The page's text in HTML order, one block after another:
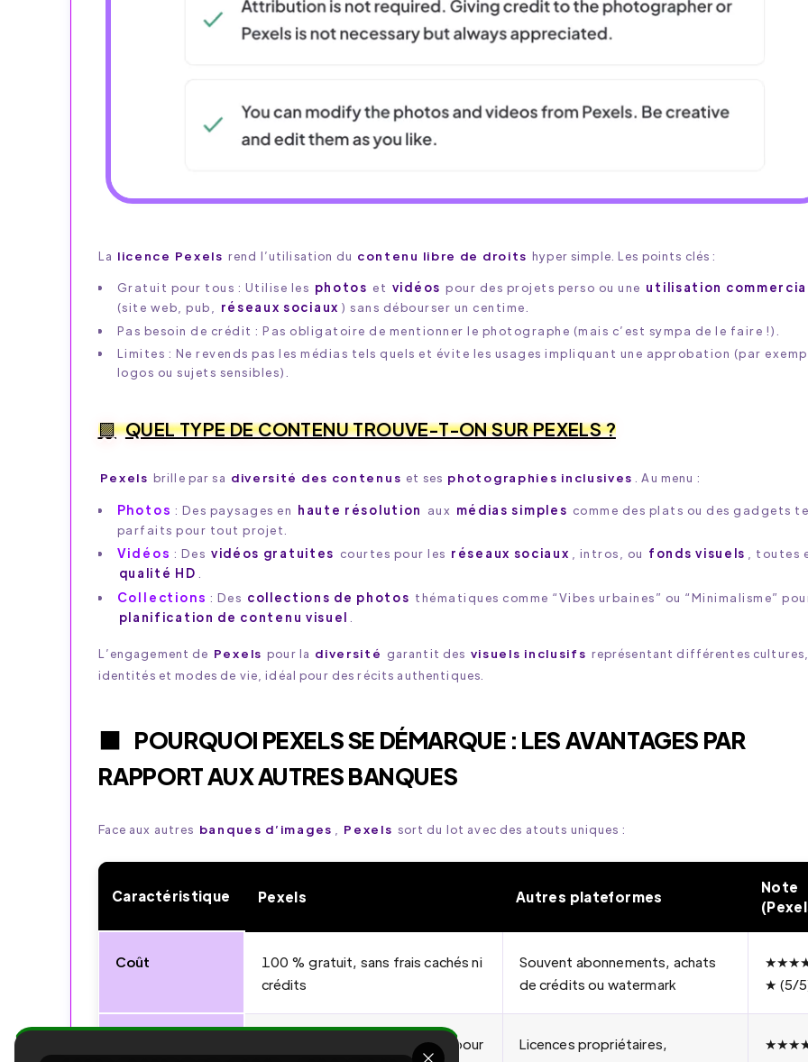
La licence Pexels rend l’utilisation du contenu libre de droits hyper simple. Les points clés :
Gratuit pour tous : Utilise les photos et vidéos pour des projets perso ou une utilisation
(site web, pub,
réseaux sociaux ) sans débourser un centime.
Pas besoin de crédit : Pas obligatoire de mentionner le photographe (mais c’est sympa de le faire !).
Limites : Ne revends pas les médias tels quels et évite les usages impliquant une approbation (par
logos ou sujets sensibles).
QUEL TYPE DE CONTENU TROUVE-T-ON SUR PEXELS ?
Pexels brille par sa diversité des contenus et ses photographies inclusives . Au menu :
Photos : Des paysages en haute résolution aux médias simples comme des plats ou des gadgets
parfaits pour tout projet.
Vidéos : Des vidéos gratuites courtes pour les réseaux sociaux , intros, ou fonds visuels
, toutes
qualité HD
Collections : Des collections de photos thématiques comme “Vibes urbaines” ou “Minimalisme”
planification de contenu visuel
L’engagement de Pexels pour la diversité garantit des visuels inclusifs représentant différentes cultures,
identités et modes de vie, idéal pour des récits authentiques.
POURQUOI PEXELS SE DÉMARQUE : LES AVANTAGES PAR
RAPPORT AUX AUTRES BANQUES
Face aux autres banques d’images Pexels sort du lot avec des atouts uniques :
Caractéristique Pexels Autres plateformes
Note
Coût
100 % gratuit, sans frais cachés ni
crédits
Souvent abonnements, achats
de crédits ou watermark
★ (5/
très flexible pour
Licences propriétaires,